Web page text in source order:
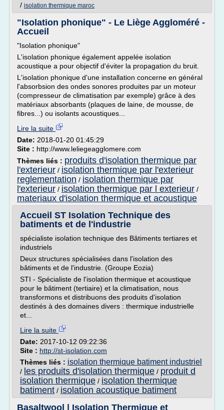
/ isolation thermique maroc
"Isolation phonique" - Le Liège Aggloméré -
Accueil
"Isolation phonique"
L'isolation phonique également appelée isolation
acoustique a pour objectif d'éviter la propagation du bruit.
L'isolation phonique d'une installation concerne en général
l'absorbsion des ondes sonores produites par un moteur
(compresseur de climatisation par exemple) grâce à des
matériaux absorbants (plaques de laine, de mousse, de
fibres...) ou isolants acoustiques...
Lire la suite
Date: 2018-01-20 01:45:29
Site : http://www.leliegeagglomere.com
Thèmes liés : produits d'isolation thermique par
l'exterieur / isolation thermique par l'exterieur
reglementation / isolation thermique par
l'exterieur / isolation thermique par l exterieur /
materiaux d'isolation thermique et acoustique
Accueil ST Isolation Technique des
batiments et de l'industrie
spécialiste isolation technique des Bâtiments tertiares et
industriels
Deux structures spécialisées dans l'isolation des
bâtiments et de l'industrie. (Groupe Eozia)
STI - Spécialiste de l'isolation thermique et acoustique
pour le bâtiment (tertiaire) et la climatisation, nous
transformons et distribuons des produits d'isolation
destinés à des domaines divers : thermique industrielle
et...
Lire la suite
Date: 2017-10-12 09:22:36
Site : http://st-isolation.com
Thèmes liés : isolation thermique batiment industriel
/ les produits d'isolation thermique / produit d
isolation thermique / isolation thermique
batiment / isolation acoustique batiment
Basaltwool | Isolation Thermique et